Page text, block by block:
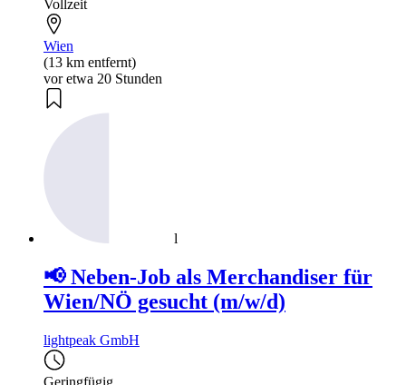
Vollzeit
Wien
(13 km entfernt)
vor etwa 20 Stunden
l
📢 Neben-Job als Merchandiser für
Wien/NÖ gesucht (m/w/d)
lightpeak GmbH
Geringfügig